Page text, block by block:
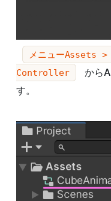
メニューAssets
Controller
から
す。